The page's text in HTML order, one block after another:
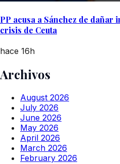
PP acusa a Sánchez de dañar
crisis de Ceuta
hace 16h
Archivos
August 2026
July 2026
June 2026
May 2026
April 2026
March 2026
February 2026